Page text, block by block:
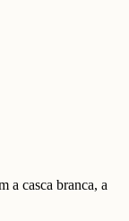
a casca branca, a